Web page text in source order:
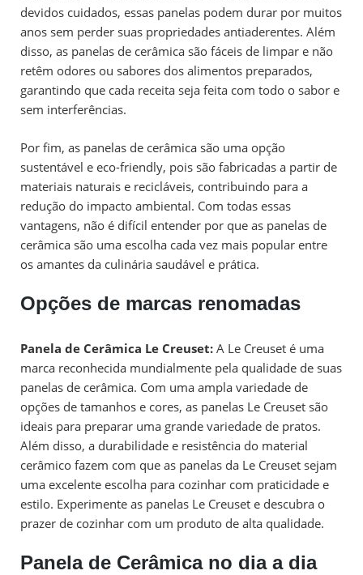
devidos cuidados, essas panelas podem durar por muitos
anos sem perder suas propriedades antiaderentes. Além
disso, as panelas de cerâmica são fáceis de limpar e não
retêm odores ou sabores dos alimentos preparados,
garantindo que cada receita seja feita com todo o sabor e
sem interferências.
Por fim, as panelas de cerâmica são uma opção
sustentável e eco-friendly, pois são fabricadas a partir de
materiais naturais e recicláveis, contribuindo para a
redução do impacto ambiental. Com todas essas
vantagens, não é difícil entender por que as panelas de
cerâmica são uma escolha cada vez mais popular entre
os amantes da culinária saudável e prática.
Opções de marcas renomadas
Panela de Cerâmica Le Creuset: A Le Creuset é uma
marca reconhecida mundialmente pela qualidade de suas
panelas de cerâmica. Com uma ampla variedade de
opções de tamanhos e cores, as panelas Le Creuset são
ideais para preparar uma grande variedade de pratos.
Além disso, a durabilidade e resistência do material
cerâmico fazem com que as panelas da Le Creuset sejam
uma excelente escolha para cozinhar com praticidade e
estilo. Experimente as panelas Le Creuset e descubra o
prazer de cozinhar com um produto de alta qualidade.
Panela de Cerâmica no dia a dia